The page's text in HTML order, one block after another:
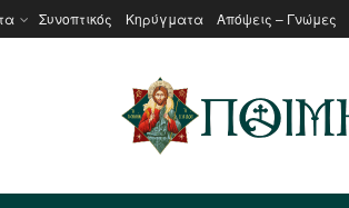
Συνοπτικός Κηρύγματα Απόψεις – Γνώμες